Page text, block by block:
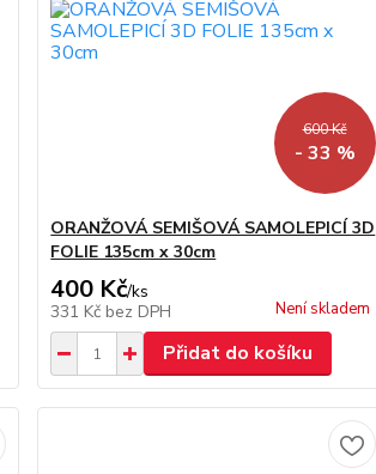
600 Kč
- 33 %
ORANŽOVÁ SEMIŠOVÁ SAMOLEPICÍ 3D
FOLIE 135cm x 30cm
400 Kč/ks
331 Kč bez DPH Není skladem
Přidat do košíku